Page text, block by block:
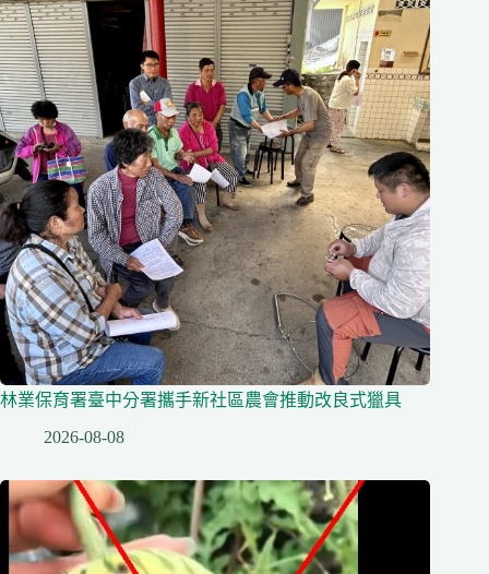
林業保育署臺中分署攜手新社區農會推動改良式獵具
2026-08-08